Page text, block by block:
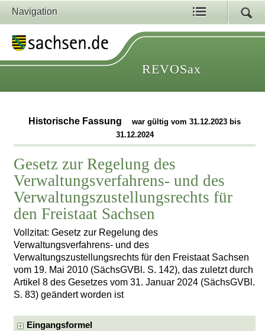
Navigation
REVOSax
Historische Fassung
war gültig vom 31.12.2023 bis
31.12.2024
Gesetz zur Regelung des
Verwaltungsverfahrens- und des
Verwaltungszustellungsrechts für
den Freistaat Sachsen
Vollzitat: Gesetz zur Regelung des
Verwaltungsverfahrens- und des
Verwaltungszustellungsrechts für den Freistaat Sachsen
vom 19. Mai 2010 (SächsGVBl. S. 142), das zuletzt durch
Artikel 8 des Gesetzes vom 31. Januar 2024 (SächsGVBl.
S. 83) geändert worden ist
Eingangsformel